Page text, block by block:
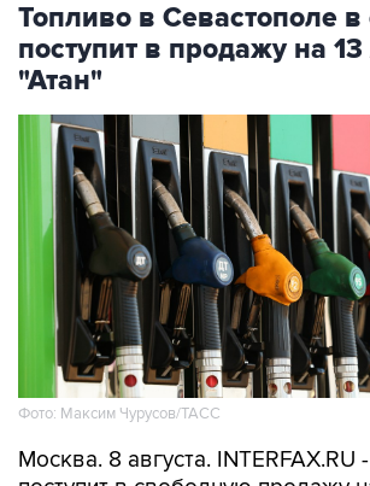
Топливо в Севастополе в
поступит в продажу на
"Атан"
Фото: Максим Чурусов/ТАСС
Москва. 8 августа. INTERFAX.RU